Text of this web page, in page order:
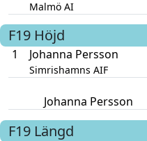
Malmö AI
F19 Höjd
1
Johanna Persson
Simrishamns AIF
Johanna Persson
F19 Längd